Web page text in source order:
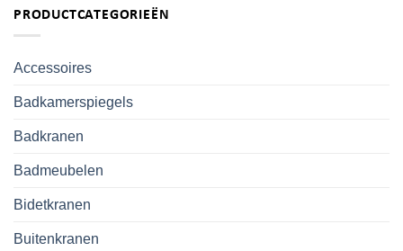
PRODUCTCATEGORIEËN
Accessoires
Badkamerspiegels
Badkranen
Badmeubelen
Bidetkranen
Buitenkranen